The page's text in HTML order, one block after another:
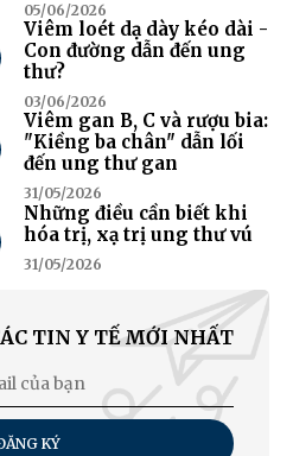
05/06/2026
Viêm loét dạ dày kéo dài -
Con đường dẫn đến ung
thư?
03/06/2026
Viêm gan B, C và rượu bia:
"Kiềng ba chân" dẫn lối
đến ung thư gan
31/05/2026
Những điều cần biết khi
hóa trị, xạ trị ung thư vú
31/05/2026
TIN Y TẾ MỚI NHẤT
KÝ